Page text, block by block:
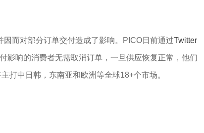
而对部分订单交付造成了影响。PICO日前通过Twitter
影响的消费者无需取消订单，一旦供应恢复正常，他们
打中日韩，东南亚和欧洲等全球18+个市场。